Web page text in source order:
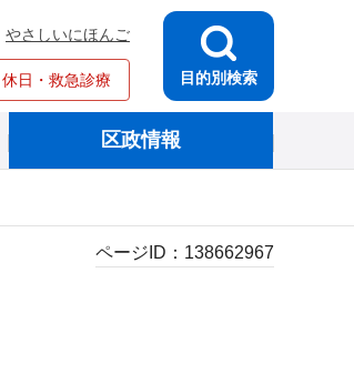
やさしいにほんご
休日・救急診療 目的別検索
区政情報
ページID： 138662967